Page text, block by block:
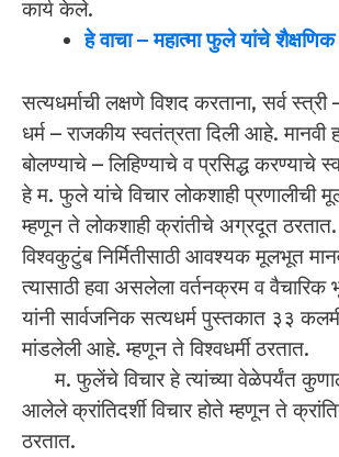
कार्य केले.
हे वाचा – महात्मा फुले यांचे
सत्यधर्माची लक्षणे विशद करताना, सर्व स्त्री
धर्म – राजकीय स्वतंत्रता दिली आहे. मानवी
बोलण्याचे – लिहिण्याचे व प्रसिद्ध करण्याचे
हे म. फुले यांचे विचार लोकशाही
म्हणून ते लोकशाही क्रांतीचे अग्रदूत ठरतात.
विश्वकुटुंब निर्मितीसाठी आवश्यक मूलभूत
त्यासाठी हवा असलेला वर्तनक्रम व
यांनी सार्वजनिक सत्यधर्म पुस्तकात ३३
मांडलेली आहे. म्हणून ते विश्वधर्मी ठरतात.
म. फुलेंचे विचार हे त्यांच्या वेळेपर्यंत
आलेले क्रांतिदर्शी विचार होते म्हणून ते
ठरतात.